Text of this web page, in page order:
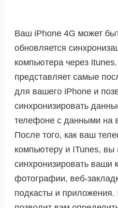
Ваш iPhone 4G может
обновляется
компьютера через
представляет самые
для вашего iPhone и
синхронизировать
телефоне с данными на
После того, как ваш
компьютеру и ITunes, вы
синхронизировать ваши
фотографии, веб-
подкасты и приложения.